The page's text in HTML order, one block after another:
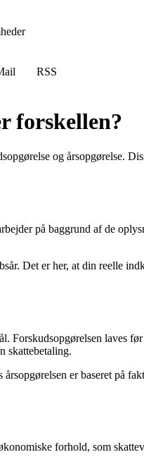
RSS
forskellen?
og årsopgørelse.
på baggrund af de
Det er her, at din reelle
laves
skattebetaling.
er baseret på
forhold, som